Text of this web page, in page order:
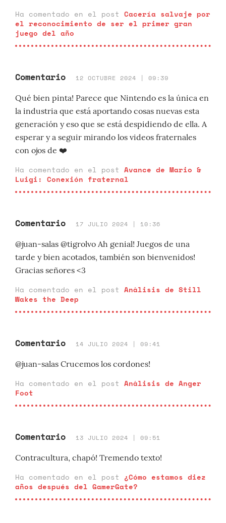
Ha comentado en el post Cacería salvaje por
el reconocimiento de ser el primer gran
juego del año
Comentario 12 OCTUBRE 2024 | 09:39
Qué bien pinta! Parece que Nintendo es la única en
la industria que está aportando cosas nuevas esta
generación y eso que se está despidiendo de ella. A
esperar y a seguir mirando los videos fraternales
con ojos de ❤️
Ha comentado en el post Avance de Mario &
Luigi: Conexión fraternal
Comentario 17 JULIO 2024 | 10:36
@juan-salas @tigrolvo Ah genial! Juegos de una
tarde y bien acotados, también son bienvenidos!
Gracias señores <3
Ha comentado en el post Análisis de Still
Wakes the Deep
Comentario 14 JULIO 2024 | 09:41
@juan-salas Crucemos los cordones!
Ha comentado en el post Análisis de Anger
Foot
Comentario 13 JULIO 2024 | 09:51
Contracultura, chapó! Tremendo texto!
Ha comentado en el post ¿Cómo estamos diez
años después del GamerGate?